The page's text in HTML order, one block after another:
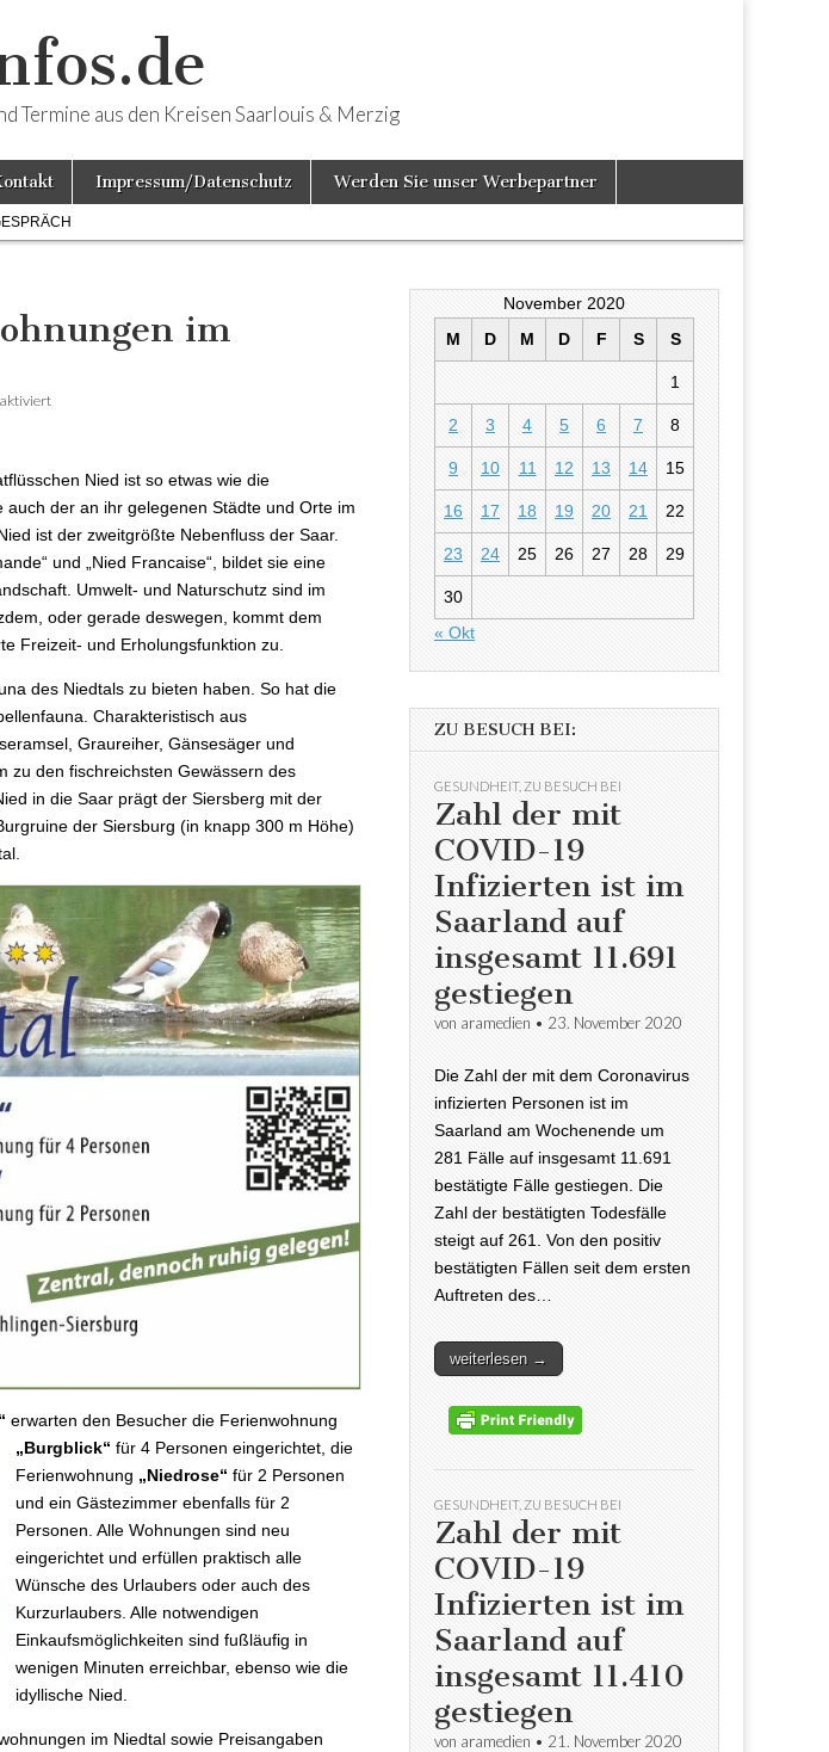
Termine aus den Kreisen Saarlouis & Merzig
Impressum/Datenschutz Werden Sie unser Werbepartner
im
Nied ist so etwas wie die
der an ihr gelegenen Städte und Orte im
ist der zweitgrößte Nebenfluss der Saar.
und „Nied Francaise“, bildet sie eine
Umwelt- und Naturschutz sind im
oder gerade deswegen, kommt dem
Freizeit- und Erholungsfunktion zu.
des Niedtals zu bieten haben. So hat die
Charakteristisch aus
Graureiher, Gänsesäger und
zu den fischreichsten Gewässern des
in die Saar prägt der Siersberg mit der
der Siersburg (in knapp 300 m Höhe)
erwarten den Besucher die Ferienwohnung
„Burgblick“ für 4 Personen eingerichtet, die
Ferienwohnung „Niedrose“ für 2 Personen
und ein Gästezimmer ebenfalls für 2
Personen. Alle Wohnungen sind neu
eingerichtet und erfüllen praktisch alle
Wünsche des Urlaubers oder auch des
Kurzurlaubers. Alle notwendigen
Einkaufsmöglichkeiten sind fußläufig in
wenigen Minuten erreichbar, ebenso wie die
idyllische Nied.
im Niedtal sowie Preisangaben
November 2020
M
D M D F S S
1
2 3 4 5 6 7 8
9 10 11 12 13 14 15
16 17 18 19 20 21 22
23 24 25 26 27 28 29
30
« Okt
ZU BESUCH BEI:
GESUNDHEIT, ZU BESUCH BEI
Zahl der mit
COVID-19
Infizierten ist im
Saarland auf
insgesamt 11.691
gestiegen
von aramedien • 23. November 2020
Die Zahl der mit dem Coronavirus
infizierten Personen ist im
Saarland am Wochenende um
281 Fälle auf insgesamt 11.691
bestätigte Fälle gestiegen. Die
Zahl der bestätigten Todesfälle
steigt auf 261. Von den positiv
bestätigten Fällen seit dem ersten
Auftreten des…
weiterlesen →
GESUNDHEIT, ZU BESUCH BEI
Zahl der mit
COVID-19
Infizierten ist im
Saarland auf
insgesamt 11.410
gestiegen
von aramedien • 21. November 2020